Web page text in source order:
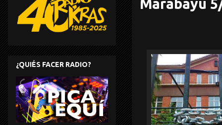
Marabayu
¿QUIÉS FACER RADIO?